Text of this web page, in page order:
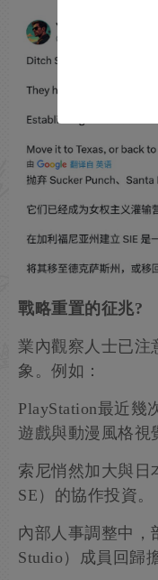
戰略重置的征兆?
業內觀察人士已注
象。例如：
PlayStation最近幾
遊戲與動漫風格視
索尼悄然加大與日
SE）的協作投資。
內部人事調整中，
Studio）成員回歸